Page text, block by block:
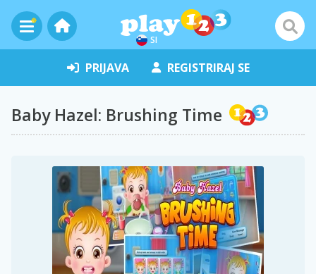
SI
PRIJAVA REGISTRIRAJ SE
Baby Hazel: Brushing Time